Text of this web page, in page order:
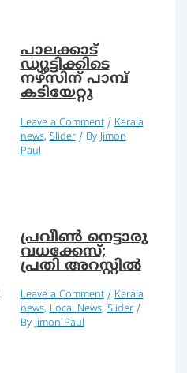
പാലക്കാട്
ഡ്യൂട്ടിക്കിടെ
നഴ്‌സിന് പാമ്പ്
കടിയേറ്റു
Leave a Comment / Kerala
news, Slider/ By Jimon
Paul
പ്രവീണ്‍ നെട്ടാരു
വധക്കേസ്;
പ്രതി അറസ്റ്റില്‍
Leave a Comment / Kerala
news, Local News, Slider/
By Jimon Paul